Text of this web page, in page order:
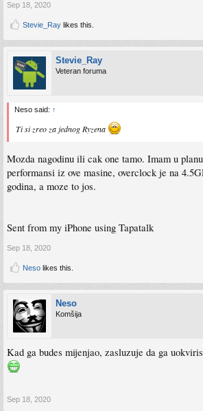
Sep 18, 2020
Stevie_Ray likes this.
Stevie_Ray
Veteran foruma
Neso said: ↑
Ti si zreo za jednog Ryzena
Mozda nagodinu ili cak one tamo. Imam u
performansi iz ove masine, overclock je na
godina, a moze to jos.
Sent from my iPhone using Tapatalk
Sep 18, 2020
Neso likes this.
Neso
Komšija
Kad ga budes mijenjao, zasluzuje da ga
Sep 18, 2020